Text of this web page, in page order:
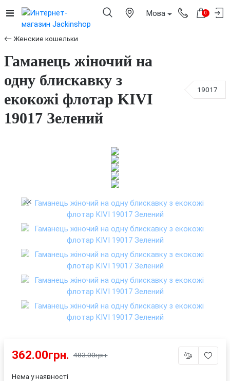
Мова 0
Женские кошельки
Гаманець жіночий на
одну блискавку з
екокожі флотар KIVI
19017 Зелений
19017
362.00грн. 483.00грн.
Нема у наявності